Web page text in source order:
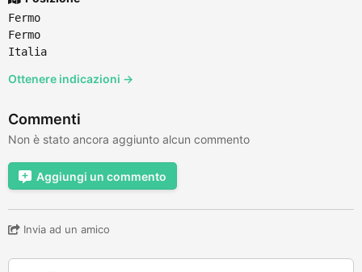
Fermo
Fermo
Italia
Ottenere indicazioni →
Commenti
Non è stato ancora aggiunto alcun commento
Aggiungi un commento
Invia ad un amico